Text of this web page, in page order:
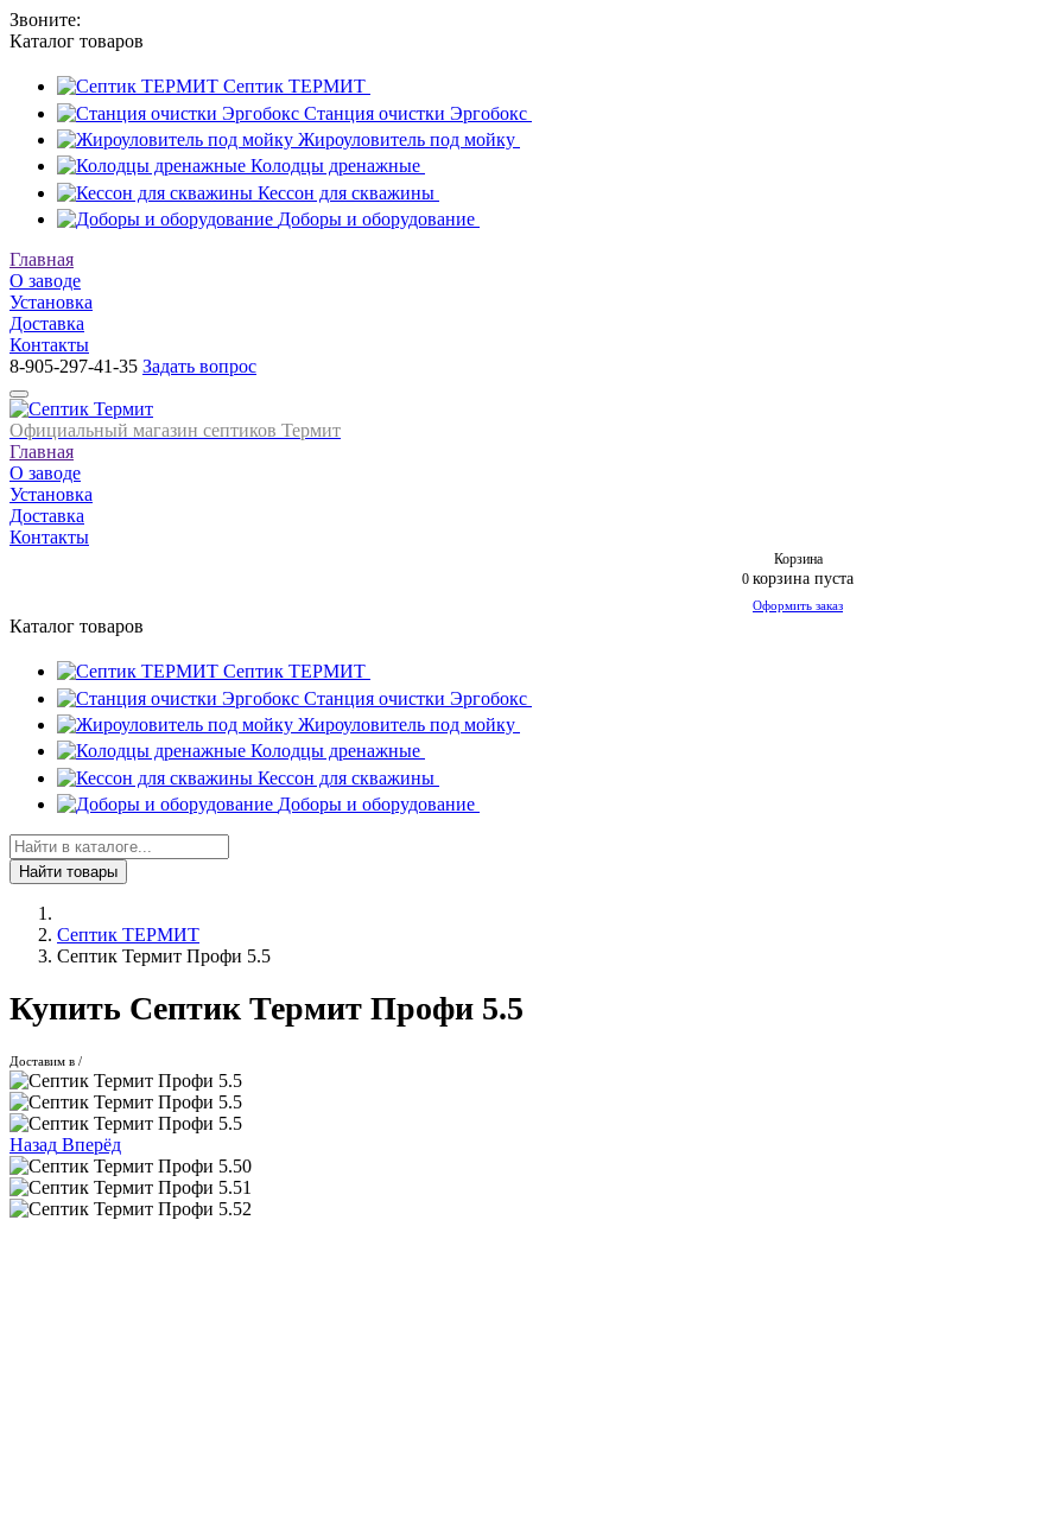
Звоните:
Каталог товаров
Септик ТЕРМИТ
Станция очистки Эргобокс
Жироуловитель под мойку
Колодцы дренажные
Кессон для скважины
Доборы и оборудование
Главная
О заводе
Установка
Доставка
Контакты
8-905-297-41-35 Задать вопрос
Официальный магазин септиков Термит
Главная
О заводе
Установка
Доставка
Контакты
Корзина
0 корзина пуста
Оформить заказ
Каталог товаров
Септик ТЕРМИТ
Станция очистки Эргобокс
Жироуловитель под мойку
Колодцы дренажные
Кессон для скважины
Доборы и оборудование
Найти товары
Септик ТЕРМИТ
Септик Термит Профи 5.5
Купить Септик Термит Профи 5.5
Доставим в /
Назад Вперёд